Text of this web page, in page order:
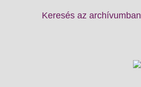
Keresés az archívumban